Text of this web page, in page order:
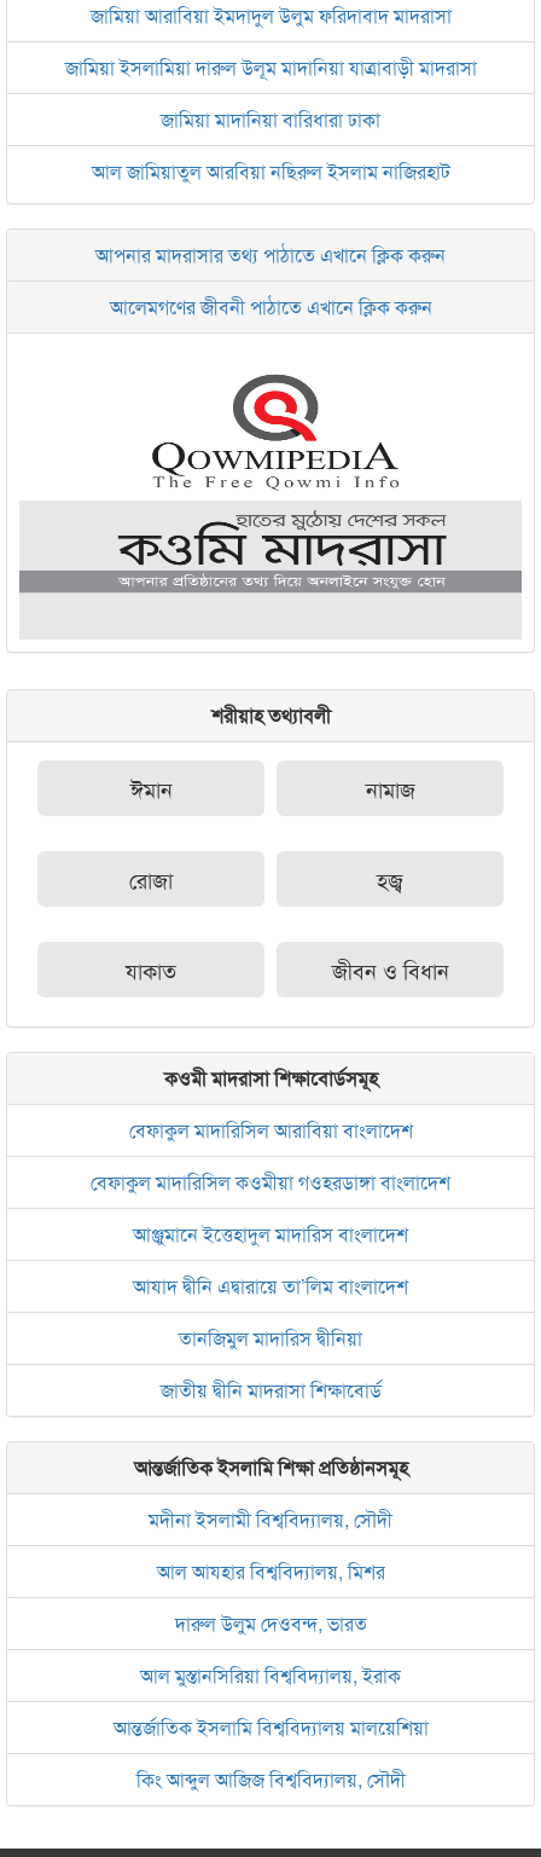
জামিয়া আরাবিয়া ইমদাদুল উলুম ফরিদাবাদ মাদরাসা
জামিয়া ইসলামিয়া দারুল উলূম মাদানিয়া যাত্রাবাড়ী মাদরাসা
জামিয়া মাদানিয়া বারিধারা ঢাকা
আল জামিয়াতুল আরবিয়া নছিরুল ইসলাম নাজিরহাট
জামেয়া দারুল মা‘আরিফ আল-ইসলামিয়া চট্টগ্রাম
ইসলামিক রিসার্চ সেন্টার বাংলাদেশ বসুন্ধরা
জামেয়া আরাবিয়া রহমানিয়া, ঢাকা
জামেয়া কুরআনিয়া লালবাগ ঢাকা
আপনার মাদরাসার তথ্য পাঠাতে এখানে ক্লিক করুন
আলেমগণের জীবনী পাঠাতে এখানে ক্লিক করুন
শরীয়াহ তথ্যাবলী
ঈমান নামাজ
রোজা হজ্ব
যাকাত জীবন ও বিধান
কওমী মাদরাসা শিক্ষাবোর্ডসমূহ
বেফাকুল মাদারিসিল আরাবিয়া বাংলাদেশ
বেফাকুল মাদারিসিল কওমীয়া গওহরডাঙ্গা বাংলাদেশ
আঞ্জুমানে ইত্তেহাদুল মাদারিস বাংলাদেশ
আযাদ দ্বীনি এদ্বারায়ে তা’লিম বাংলাদেশ
তানজিমুল মাদারিস দ্বীনিয়া
জাতীয় দ্বীনি মাদরাসা শিক্ষাবোর্ড
আন্তর্জাতিক ইসলামি শিক্ষা প্রতিষ্ঠানসমূহ
মদীনা ইসলামী বিশ্ববিদ্যালয়, সৌদী
আল আযহার বিশ্ববিদ্যালয়, মিশর
দারুল উলুম দেওবন্দ, ভারত
আল মুস্তানসিরিয়া বিশ্ববিদ্যালয়, ইরাক
আন্তর্জাতিক ইসলামি বিশ্ববিদ্যালয় মালয়েশিয়া
কিং আব্দুল আজিজ বিশ্ববিদ্যালয়, সৌদী